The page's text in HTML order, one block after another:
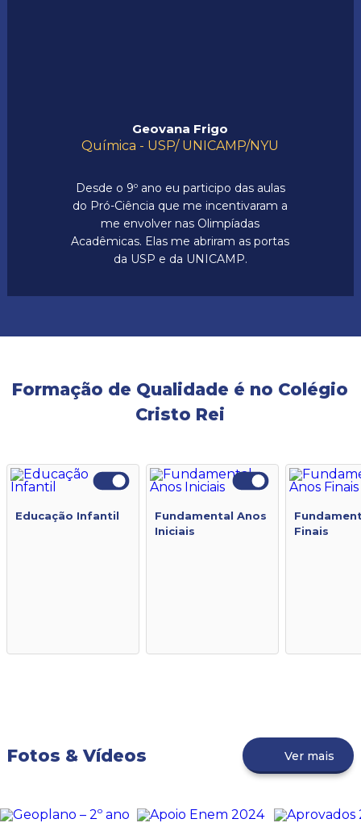
Geovana Frigo
Química - USP/ UNICAMP/NYU
Desde o 9º ano eu participo das aulas
do Pró-Ciência que me incentivaram a
me envolver nas Olimpíadas
Acadêmicas. Elas me abriram as portas
da USP e da UNICAMP.
Formação de Qualidade é no Colégio
Cristo Rei
Educação Infantil
Fundamental Anos
Iniciais
Finais
Fotos & Vídeos Ver mais